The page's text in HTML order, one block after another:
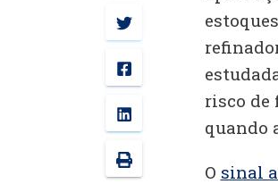
risco de
quando
O sinal